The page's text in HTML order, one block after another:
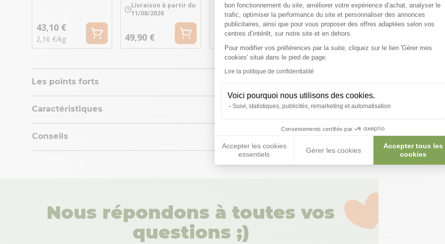
bon fonctionnement du site, améliorer votre expérience d’achat, analyser le
trafic, optimiser la performance du site et personnaliser des annonces
publicitaires, ainsi que pour vous proposer des offres adaptées selon vos
centres d’intérêt, sur notre site et en dehors.
Pour modifier vos préférences par la suite, cliquez sur le lien 'Gérer mes
cookies' situé dans le pied de page.
Lire la politique de confidentialité
Voici pourquoi nous utilisons des cookies.
Suivi, statistiques, publicités, remarketing et automatisation
Consentements certifiés par
Accepter les cookies
essentiels
Gérer les cookies
Accepter tous les
cookies
Axeptio consent
43,10 €
2,16 €/kg
Livraison à partir du
11/08/2026
49,90 € 11,90 €
119,90 €
Les points forts
Caractéristiques
Conseils
Nous répondons à toutes vos
questions ;)